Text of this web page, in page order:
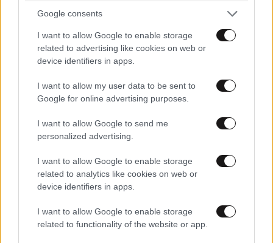
Google consents
I want to allow Google to enable storage
related to advertising like cookies on web or
device identifiers in apps.
I want to allow my user data to be sent to
Google for online advertising purposes.
I want to allow Google to send me
personalized advertising.
I want to allow Google to enable storage
related to analytics like cookies on web or
device identifiers in apps.
I want to allow Google to enable storage
related to functionality of the website or app.
ΕΛΛΑΔΑ 01·09·2010 17:59
Αντιδράσεις για τον
01·09·2010 17:58
Ηλιοθεραπεία στην πλατεία
Συντάγματος